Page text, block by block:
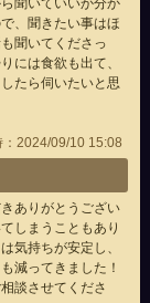
聞いていいか分か
、聞きたい事はほ
聞いてくださっ
には食欲も出て、
たら伺いたいと思
：2024/09/10 15:08
ありがとうござい
しまうこともあり
気持ちが安定し、
減ってきました！
談させてくださ